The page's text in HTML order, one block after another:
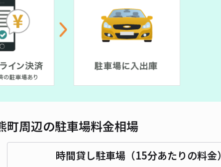
町周辺の駐車場料金相場
時間貸し駐車場（15分あたりの料金）